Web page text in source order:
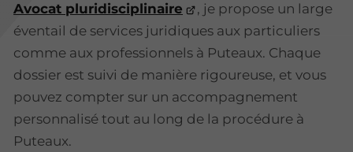
Avocat pluridisciplinaire
, je propose un large
éventail de services juridiques aux particuliers
comme aux professionnels à Puteaux. Chaque
dossier est suivi de manière rigoureuse, et vous
pouvez compter sur un accompagnement
personnalisé tout au long de la procédure à
Puteaux.